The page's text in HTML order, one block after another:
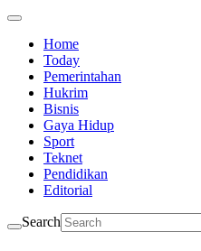
Home
Today
Pemerintahan
Hukrim
Bisnis
Gaya Hidup
Sport
Teknet
Pendidikan
Editorial
Search